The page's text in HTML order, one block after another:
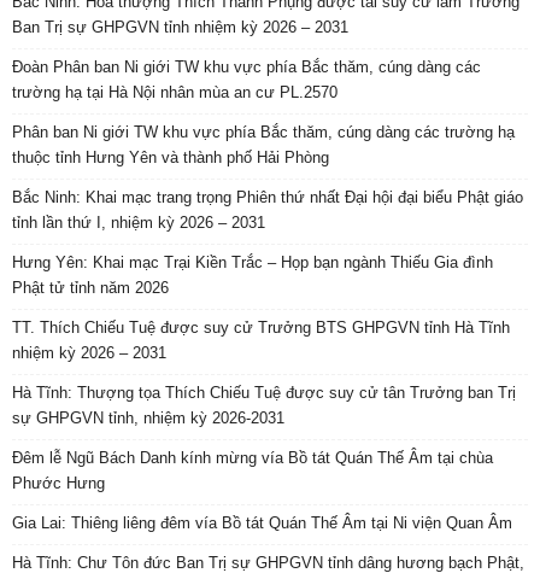
Ban Trị sự GHPGVN tỉnh nhiệm kỳ 2026 – 2031
Đoàn Phân ban Ni giới TW khu vực phía Bắc thăm, cúng dàng các
trường hạ tại Hà Nội nhân mùa an cư PL.2570
Phân ban Ni giới TW khu vực phía Bắc thăm, cúng dàng các trường hạ
thuộc tỉnh Hưng Yên và thành phố Hải Phòng
Bắc Ninh: Khai mạc trang trọng Phiên thứ nhất Đại hội đại biểu Phật giáo
tỉnh lần thứ I, nhiệm kỳ 2026 – 2031
Hưng Yên: Khai mạc Trại Kiền Trắc – Họp bạn ngành Thiếu Gia đình
Phật tử tỉnh năm 2026
TT. Thích Chiếu Tuệ được suy cử Trưởng BTS GHPGVN tỉnh Hà Tĩnh
nhiệm kỳ 2026 – 2031
Hà Tĩnh: Thượng tọa Thích Chiếu Tuệ được suy cử tân Trưởng ban Trị
sự GHPGVN tỉnh, nhiệm kỳ 2026-2031
Đêm lễ Ngũ Bách Danh kính mừng vía Bồ tát Quán Thế Âm tại chùa
Phước Hưng
Gia Lai: Thiêng liêng đêm vía Bồ tát Quán Thế Âm tại Ni viện Quan Âm
Hà Tĩnh: Chư Tôn đức Ban Trị sự GHPGVN tỉnh dâng hương bạch Phật,